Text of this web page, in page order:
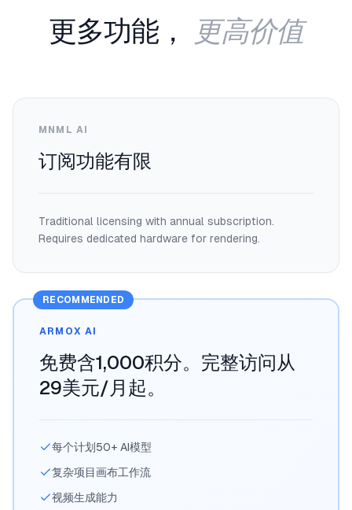
更多功能， 更高价值
MNML AI
订阅功能有限
Traditional licensing with annual subscription.
Requires dedicated hardware for rendering.
RECOMMENDED
ARMOX AI
免费含1,000积分。完整访问从
29美元/月起。
每个计划50+ AI模型
复杂项目画布工作流
视频生成能力